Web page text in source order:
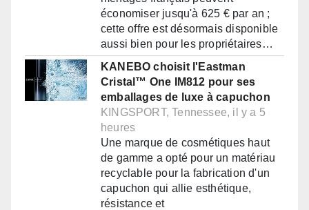
économiser jusqu'à 625 € par an ;
cette offre est désormais disponible
aussi bien pour les propriétaires…
KANEBO choisit l'Eastman
Cristal™ One IM812 pour ses
emballages de luxe à capuchon
KINGSPORT, Tennessee, il y a 5
heures
Une marque de cosmétiques haut
de gamme a opté pour un matériau
recyclable pour la fabrication d'un
capuchon qui allie esthétique,
résistance et